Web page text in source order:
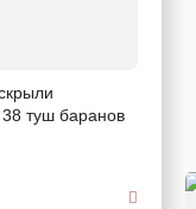
38 туш баранов